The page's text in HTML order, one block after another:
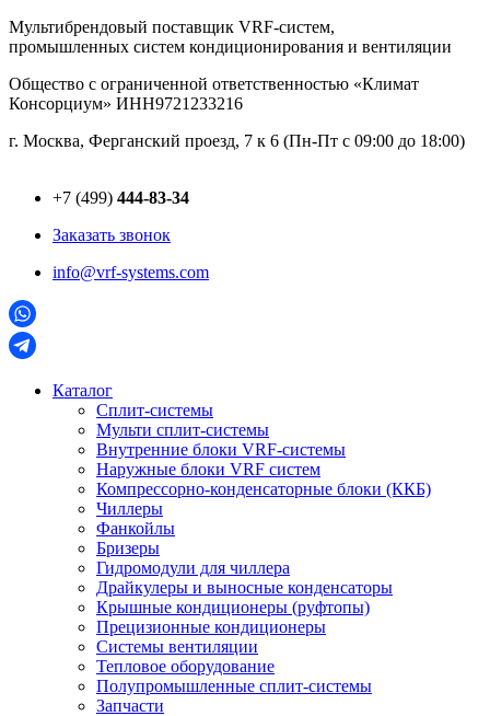
Перейти
к
Мультибрендовый поставщик VRF-cистем,
промышленных систем кондиционирования и вентиляции
Общество с ограниченной ответственностью «Климат
Консорциум» ИНН9721233216
г. Москва, Ферганский проезд, 7 к 6 (Пн-Пт с 09:00 до 18:00)
+7 (499) 444-83-34
Заказать звонок
info@vrf-systems.com
Каталог
Сплит-системы
Мульти сплит-системы
Внутренние блоки VRF-cистемы
Наружные блоки VRF cистем
Компрессорно-конденсаторные блоки (ККБ)
Чиллеры
Фанкойлы
Бризеры
Гидромодули для чиллера
Драйкулеры и выносные конденсаторы
Крышные кондиционеры (руфтопы)
Прецизионные кондиционеры
Системы вентиляции
Тепловое оборудование
Полупромышленные сплит-системы
Запчасти